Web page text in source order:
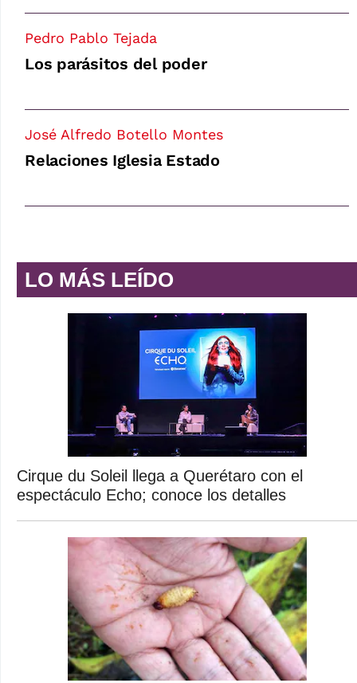
Pedro Pablo Tejada
Los parásitos del poder
José Alfredo Botello Montes
Relaciones Iglesia Estado
LO MÁS LEÍDO
Cirque du Soleil llega a Querétaro con el
espectáculo Echo; conoce los detalles